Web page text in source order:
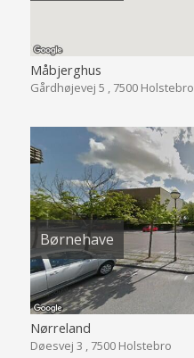
Måbjerghus
Gårdhøjevej 5 , 7500 Holstebro
Børnehave
Nørreland
Døesvej 3 , 7500 Holstebro